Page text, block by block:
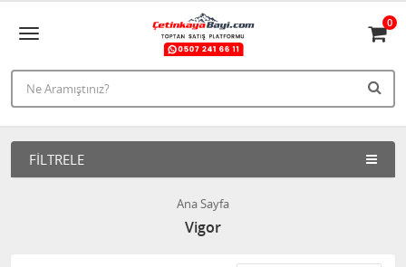
0
FILTRELE
Ana Sayfa
Vigor